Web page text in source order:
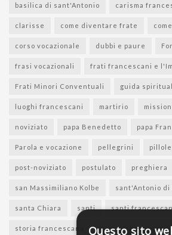
basilica di sant'Antonio carisma
clarisse come diventare frate
corso vocazionale dubbi e paure
frasi vocazionali frati francescani e
Frati Minori Conventuali guida
luoghi francescani martirio
noviziato papa Benedetto papa
Parola e vocazione pellegrini
post-noviziato postulato preghiera
san Massimiliano Kolbe sant'Antonio di
santa Chiara santi santi
storia francescana suore francescane
Questo sito